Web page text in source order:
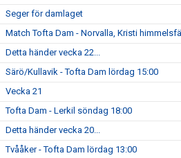
Seger för damlaget
Match Tofta Dam - Norvalla, Kristi
Detta händer vecka 22...
Särö/Kullavik - Tofta Dam lördag 15:00
Vecka 21
Tofta Dam - Lerkil söndag 18:00
Detta händer vecka 20...
Tvååker - Tofta Dam lördag 13:00